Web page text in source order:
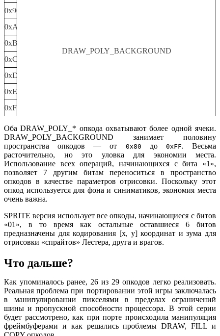
DRAW_POLY_BACKGROUND
0x90
0xA0
0xB0
0xC0
0xD0
0xE0
0xF0
Оба DRAW_POLY_* опкода охватывают более одной ячеки.
DRAW_POLY_BACKGROUND занимает половину
пространства опкодов — от 0x80 до 0xFF. Весьма
расточительно, но это уловка для экономии места.
Использование всех операций, начинающихся с бита «1»,
позволяет 7 другим битам переноситься в пространство
опкодов в качестве параметров отрисовки. Поскольку этот
опкод используется для фона и синиматиков, экономия места
очень важна.
SPRITE версия использует все опкоды, начинающиеся с битов
«01», в то время как остальные оставшиеся 6 битов
предназначены для кодирования [x, y] координат и зума для
отрисовки «спрайтов» Лестера, друга и врагов.
Что дальше?
Как упоминалось ранее, 26 из 29 опкодов легко реализовать.
Реальная проблема при портировании этой игры заключалась
в манипулировании пикселями в пределах ограничений
шины и пропускной способности процессора. В этой серии
будет рассмотрено, как при порте происходила манипуляция
фреймбуферами и как решались проблемы DRAW, FILL и